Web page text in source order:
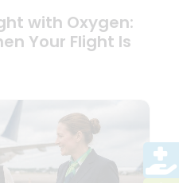
with Oxygen:
Your Flight Is